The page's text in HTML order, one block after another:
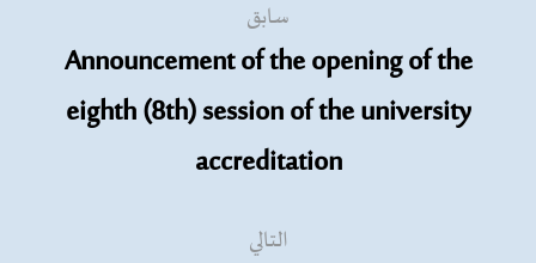
سابق
Announcement of the opening of the
eighth (8th) session of the university
accreditation
التالي